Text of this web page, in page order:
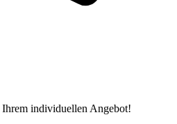
individuellen Angebot!